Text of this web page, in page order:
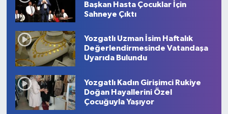
Başkan Hasta Çocuklar İçin
Sahneye Çıktı
Yozgatlı Uzman İsim Haftalık
Değerlendirmesinde Vatandaşa
Uyarıda Bulundu
Yozgatlı Kadın Girişimci Rukiye
Doğan Hayallerini Özel
Çocuğuyla Yaşıyor